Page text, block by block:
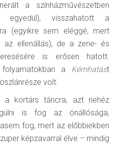
a színházművészetben
egyedül), visszahatott a
(egyikre sem eléggé, mert
az ellenállás), de a zene- és
is erősen hatott.
a Kémhatást
volt.
a kortárs táncra, azt nehéz
is fog az önállósága,
fog, mert az előbbiekben
képzavarral élve – mindig